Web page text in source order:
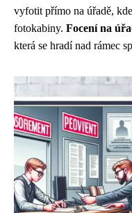
vyfotit přímo na úřadě,
fotokabiny. Focení na
která se hradí nad rámec